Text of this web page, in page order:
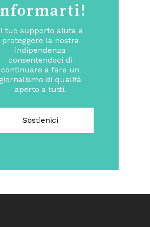
tuo supporto aiuta a
proteggere la nostra
indipendenza
consentendoci di
continuare a fare un
di qualità
aperto a tutti.
Sostienici